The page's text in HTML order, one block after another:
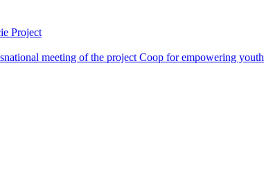
Project
meeting of the project Coop for empowering youth